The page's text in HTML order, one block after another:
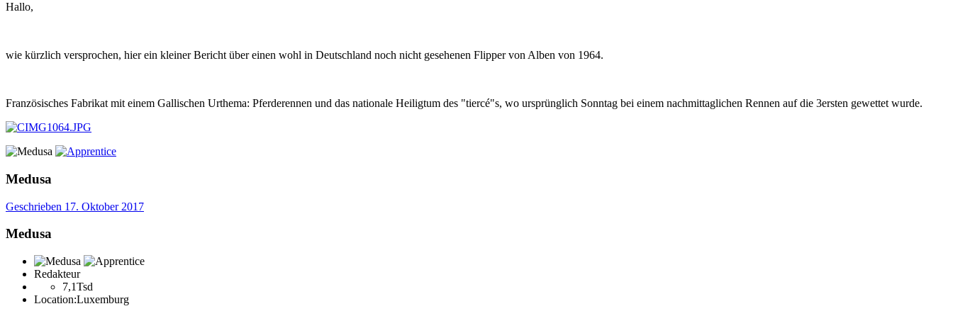
Hallo,
wie kürzlich versprochen, hier ein kleiner Bericht über einen wohl in Deutschland noch nicht gesehenen Flipper von Alben von 1964.
Französisches Fabrikat mit einem Gallischen Urthema: Pferderennen und das nationale Heiligtum des "tiercé"s, wo ursprünglich Sonntag bei einem nachmittaglichen Rennen auf die 3ersten gewettet wurde.
Medusa
Geschrieben 17. Oktober 2017
Medusa
Redakteur
7,1Tsd
Location:Luxemburg